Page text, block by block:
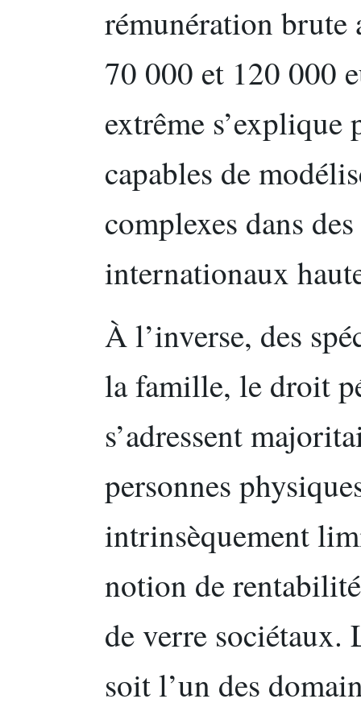
rémunération brute
70 000 et 120 000
extrême s’explique
capables de
complexes dans
internationaux
À l’inverse, des
la famille, le droit
s’adressent
personnes
intrinsèquement
notion de
de verre
soit l’un des